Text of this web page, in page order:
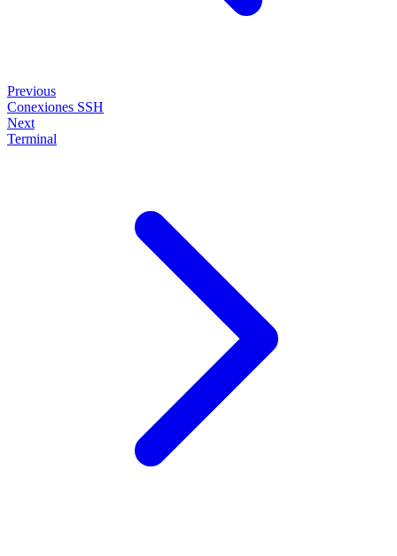
Previous
Conexiones SSH
Next
Terminal